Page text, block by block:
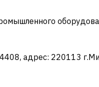
адрес: 220113